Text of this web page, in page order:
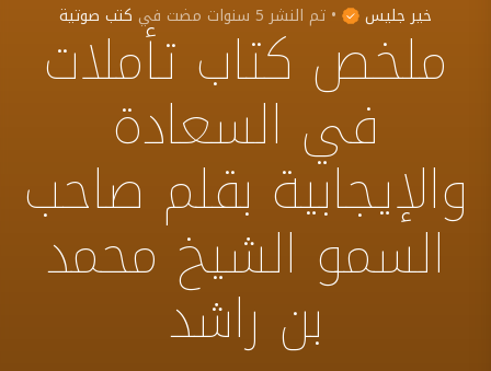
خير جليس • تم النشر5 سنوات مضت في كتب صوتية
ملخص كتاب تأملات
في السعادة
والإيجابية بقلم صاحب
السمو الشيخ محمد
بن راشد